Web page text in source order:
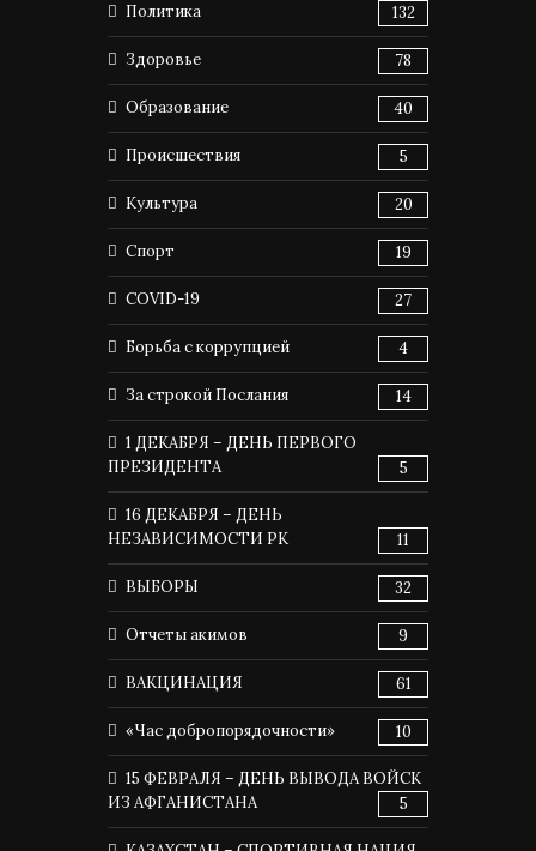
Политика 132
Здоровье 78
Образование 40
Происшествия 5
Культура 20
Спорт 19
COVID-19 27
Борьба с коррупцией 4
За строкой Послания 14
1 ДЕКАБРЯ – ДЕНЬ ПЕРВОГО
ПРЕЗИДЕНТА
5
16 ДЕКАБРЯ – ДЕНЬ
НЕЗАВИСИМОСТИ РК
11
ВЫБОРЫ 32
Отчеты акимов 9
ВАКЦИНАЦИЯ 61
«Час добропорядочности» 10
15 ФЕВРАЛЯ – ДЕНЬ ВЫВОДА ВОЙСК
ИЗ АФГАНИСТАНА
5